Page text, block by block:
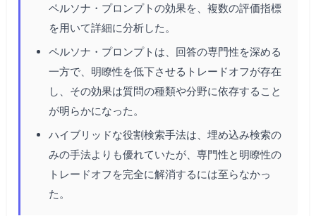
ペルソナ・プロンプトの効果を、複数の評価指標
を用いて詳細に分析した。
ペルソナ・プロンプトは、回答の専門性を深める
一方で、明瞭性を低下させるトレードオフが存在
し、その効果は質問の種類や分野に依存すること
が明らかになった。
ハイブリッドな役割検索手法は、埋め込み検索の
みの手法よりも優れていたが、専門性と明瞭性の
トレードオフを完全に解消するには至らなかっ
た。